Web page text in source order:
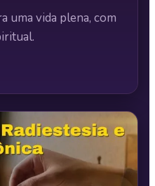
uma vida plena, com